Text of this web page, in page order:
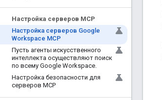
Настройка серверов MCP
Настройка серверов Google
Workspace MCP
Пусть агенты искусственного
интеллекта осуществляют поиск
по всему Google Workspace.
Настройка безопасности для
серверов MCP